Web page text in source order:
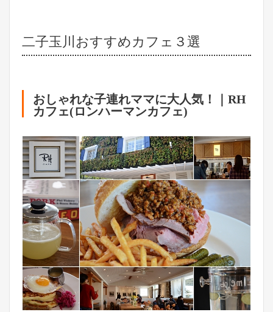
二子玉川おすすめカフェ３選
おしゃれな子連れママに大人気！｜RH
カフェ(ロンハーマンカフェ)